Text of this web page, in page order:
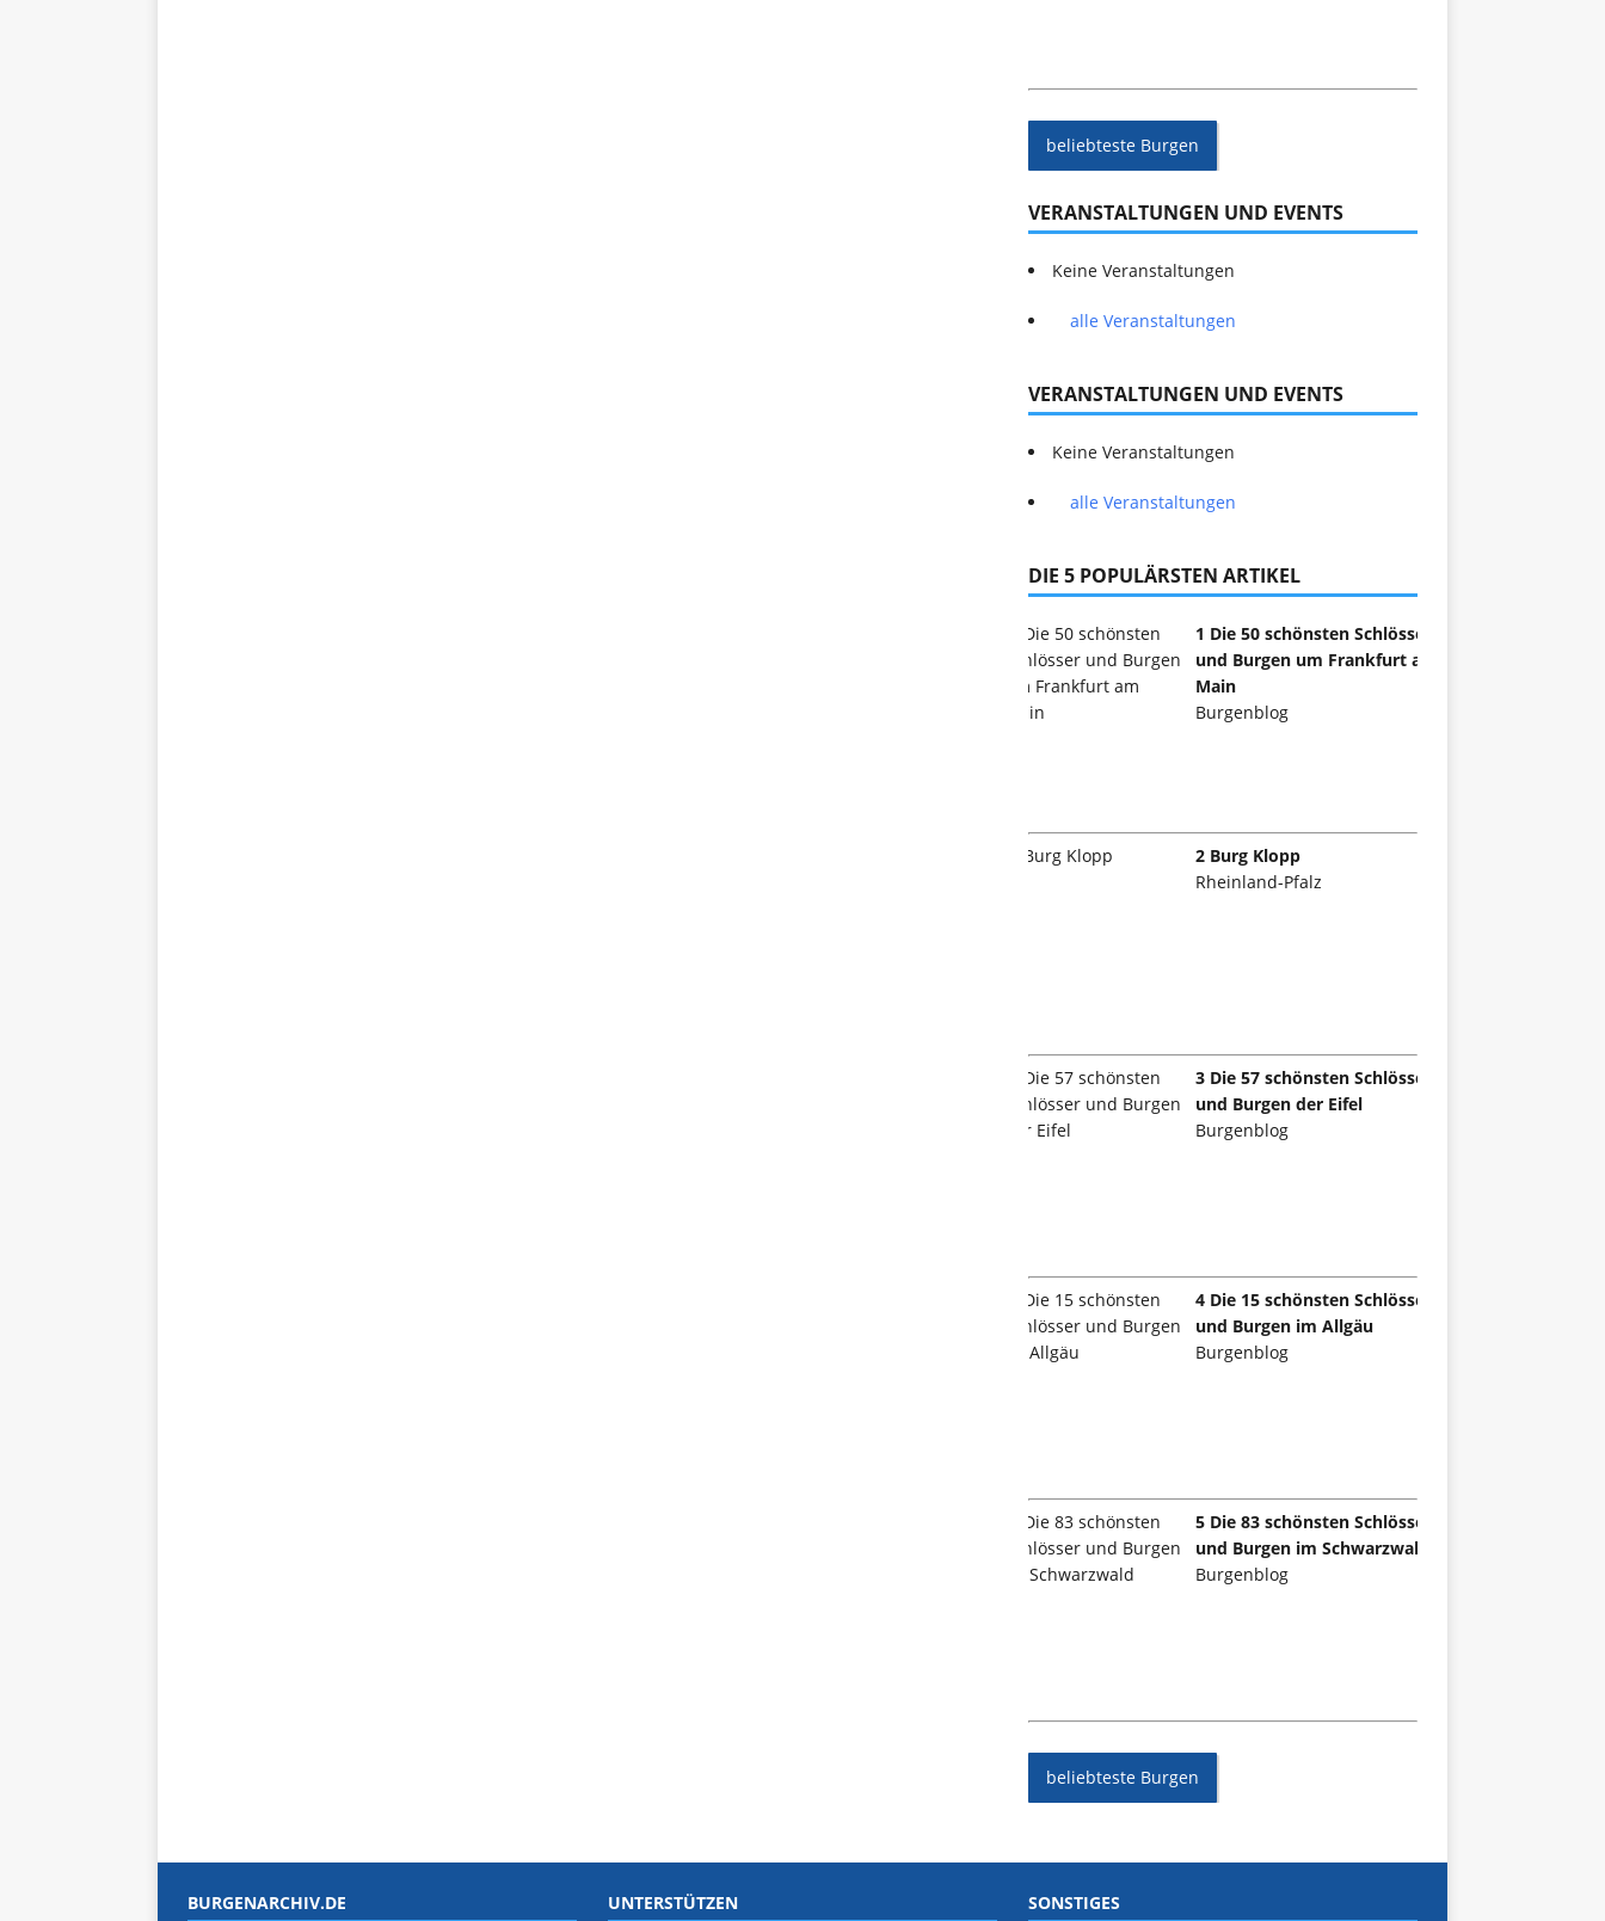
beliebteste Burgen
VERANSTALTUNGEN UND EVENTS
Keine Veranstaltungen
alle Veranstaltungen
VERANSTALTUNGEN UND EVENTS
Keine Veranstaltungen
alle Veranstaltungen
DIE 5 POPULÄRSTEN ARTIKEL
1 Die 50 schönsten Schlösser
und Burgen um Frankfurt am
Main
Burgenblog
2 Burg Klopp
Rheinland-Pfalz
3 Die 57 schönsten Schlösser
und Burgen der Eifel
Burgenblog
4 Die 15 schönsten Schlösser
und Burgen im Allgäu
Burgenblog
5 Die 83 schönsten Schlösser
und Burgen im Schwarzwald
Burgenblog
beliebteste Burgen
BURGENARCHIV.DE UNTERSTÜTZEN SONSTIGES